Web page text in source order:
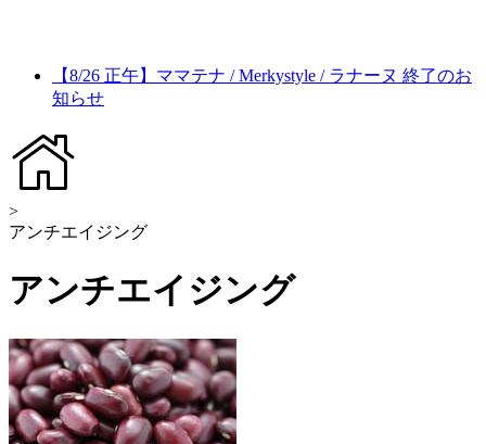
【8/26 正午】ママテナ / Merkystyle / ラナーヌ 終了のお
知らせ
>
アンチエイジング
アンチエイジング